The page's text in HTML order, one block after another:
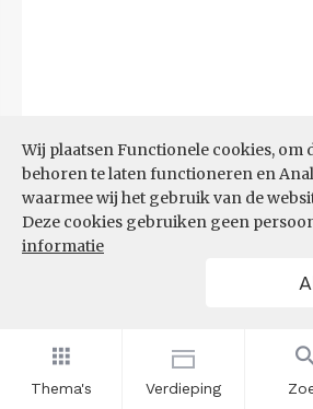
Thema's Verdieping
Wij plaatsen Functionele cookies, om
behoren te laten functioneren en
waarmee wij het gebruik van de
Deze cookies gebruiken geen
informatie